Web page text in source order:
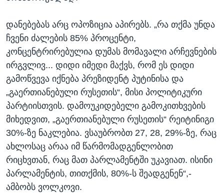
დანებებას არც ოპოზიცია აპირებს. „რა თქმა უნდა
ჩვენი ძალების 85% პროცენტი,
კონცენტრირებულია დუმას მომავალი არჩევნების
ირგვლივ... დიდი იმედი მაქვს, რომ ეს დიდი
გამოწვევა იქნება პრეზიდენტ პუტინისა და
„გაერთიანებული რუსეთის“, მისი პოლიტიკური
პარტიისთვის. დამოუკიდებელი გამოკითხვების
მიხედვით, „გაერთიანებული რუსეთის“ რეიტინიგი
30%-ზე ნაკლებია. ვსაუბრობთ 27, 28, 29%-ზე, რაც
ახლოსაც არაა იმ წარმომადგენლობით
რიცხვთან, რაც მათ პარლამენტში უკავიათ. ისინი
პარლამენტის, თითქმის, 80%-ს შეადგენენ“,-
ამბობს ვოლკოვი.